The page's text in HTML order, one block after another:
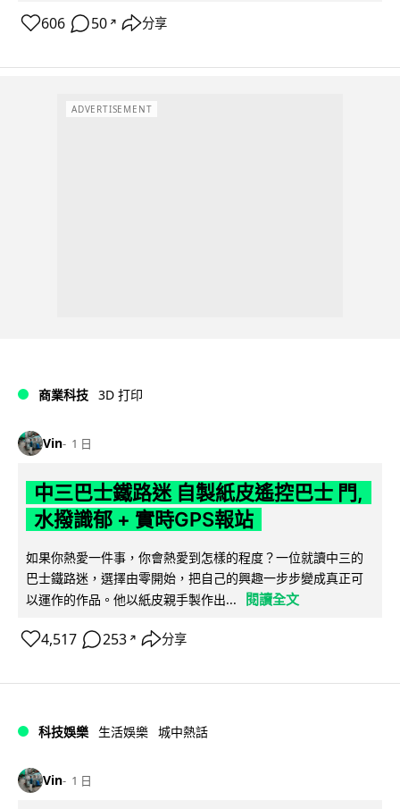
606 50 ↗ 分享
ADVERTISEMENT
商業科技 3D 打印
Vin 1 日
中三巴士鐵路迷 自製紙皮遙控巴士 門,
水撥識郁 + 實時GPS報站
如果你熱愛一件事，你會熱愛到怎樣的程度？一位就讀中三的
巴士鐵路迷，選擇由零開始，把自己的興趣一步步變成真正可
以運作的作品。他以紙皮親手製作出...
閱讀全文
4,517 253 ↗ 分享
科技娛樂 生活娛樂 城中熱話
Vin 1 日